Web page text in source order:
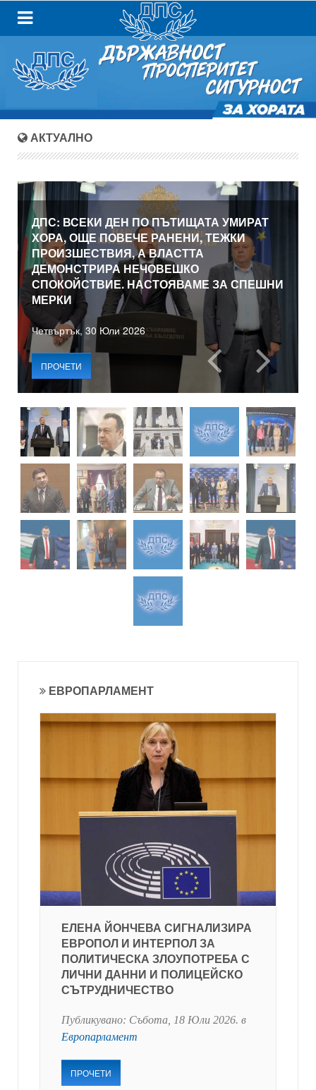
АКТУАЛНО
ДПС: ВСЕКИ ДЕН ПО ПЪТИЩАТА УМИРАТ
ХОРА, ОЩЕ ПОВЕЧЕ РАНЕНИ, ТЕЖКИ
ПРОИЗШЕСТВИЯ, А ВЛАСТТА
ДЕМОНСТРИРА НЕЧОВЕШКО
СПОКОЙСТВИЕ. НАСТОЯВАМЕ ЗА СПЕШНИ
МЕРКИ
Четвъртък, 30 Юли 2026
ПРОЧЕТИ
ЕВРОПАРЛАМЕНТ
ЕЛЕНА ЙОНЧЕВА СИГНАЛИЗИРА
ЕВРОПОЛ И ИНТЕРПОЛ ЗА
ПОЛИТИЧЕСКА ЗЛОУПОТРЕБА С
ЛИЧНИ ДАННИ И ПОЛИЦЕЙСКО
СЪТРУДНИЧЕСТВО
Публикувано: Събота, 18 Юли 2026. в
Европарламент
ПРОЧЕТИ